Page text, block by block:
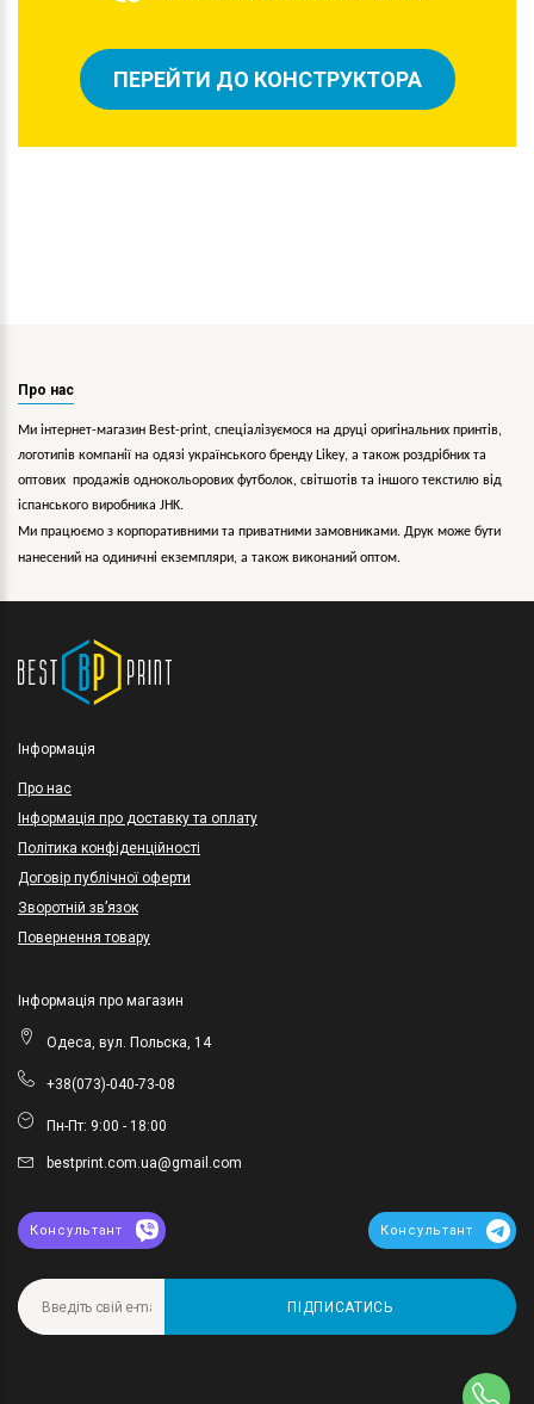
ПЕРЕЙТИ ДО КОНСТРУКТОРА
Про нас
Ми інтернет-магазин Best-print, спеціалізуємося на друці оригінальних принтів,
логотипів компанії на одязі українського бренду Likey, а також роздрібних та
оптових продажів однокольорових футболок, світшотів та іншого текстилю від
іспанського виробника JHK.
Ми працюємо з корпоративними та приватними замовниками. Друк може бути
нанесений на одиничні екземпляри, а також виконаний оптом.
Інформація
Про нас
Інформація про доставку та оплату
Політика конфіденційності
Договір публічної оферти
Зворотній зв’язок
Повернення товару
Інформація про магазин
Одеса, вул. Польска, 14
+38(073)-040-73-08
Пн-Пт: 9:00 - 18:00
bestprint.com.ua@gmail.com
Консультант Консультант
ПІДПИСАТИСЬ